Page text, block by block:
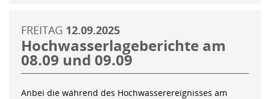
FREITAG 12.09.2025
Hochwasserlageberichte am
08.09 und 09.09
Anbei die während des Hochwasserereignisses am